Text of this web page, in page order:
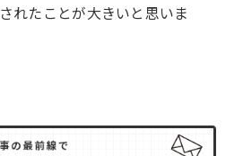
れたことが大きいと思いま